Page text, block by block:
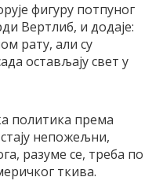
фигуру потпуног
Вертлиб, и додаје:
рату, али су
остављају свет у
политика према
непожељни,
разуме се, треба по
ткива.